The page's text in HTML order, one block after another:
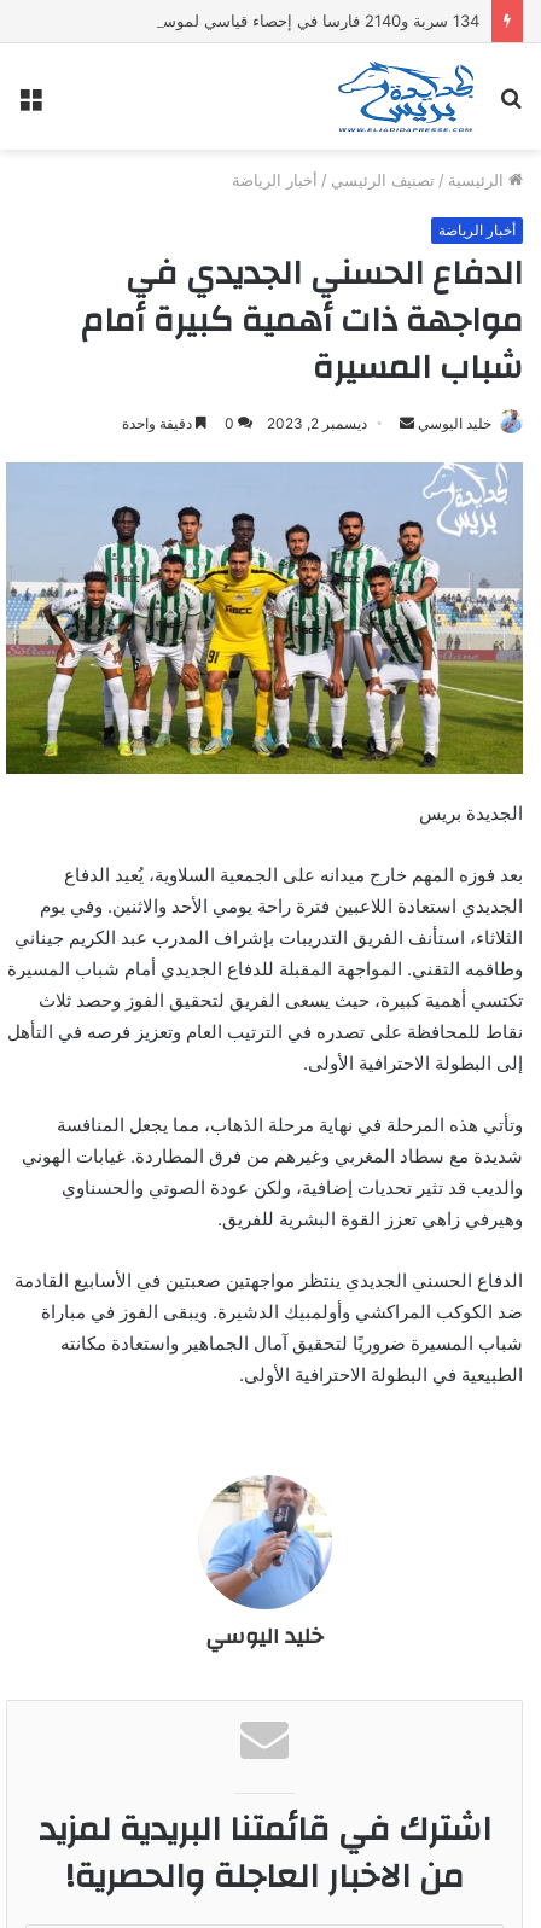
بحث
الرئيسية / تصنيف الرئيسي / أخبار الرياضة
أخبار الرياضة
الدفاع الحسني الجديدي في
مواجهة ذات أهمية كبيرة أمام
شباب المسيرة
خليد اليوسي
ب
ر
ي
د
ا
إ
ل
ك
ت
ي
ا
ديسمبر 2, 2023 0 دقيقة واحدة
الجديدة بريس
بعد فوزه المهم خارج ميدانه على الجمعية السلاوية، يُعيد الدفاع
الجديدي استعادة اللاعبين فترة راحة يومي الأحد والاثنين. وفي يوم
الثلاثاء، استأنف الفريق التدريبات بإشراف المدرب عبد الكريم جيناني
وطاقمه التقني. المواجهة المقبلة للدفاع الجديدي أمام شباب المسيرة
تكتسي أهمية كبيرة، حيث يسعى الفريق لتحقيق الفوز وحصد ثلاث
نقاط للمحافظة على تصدره في الترتيب العام وتعزيز فرصه في التأهل
إلى البطولة الاحترافية الأولى.
وتأتي هذه المرحلة في نهاية مرحلة الذهاب، مما يجعل المنافسة
شديدة مع سطاد المغربي وغيرهم من فرق المطاردة. غيابات الهوني
والديب قد تثير تحديات إضافية، ولكن عودة الصوتي والحسناوي
وهيرفي زاهي تعزز القوة البشرية للفريق.
الدفاع الحسني الجديدي ينتظر مواجهتين صعبتين في الأسابيع القادمة
ضد الكوكب المراكشي وأولمبيك الدشيرة. ويبقى الفوز في مباراة
شباب المسيرة ضروريًا لتحقيق آمال الجماهير واستعادة مكانته
الطبيعية في البطولة الاحترافية الأولى.
خليد اليوسي
اشترك في قائمتنا البريدية لمزيد
من الاخبار العاجلة والحصرية!